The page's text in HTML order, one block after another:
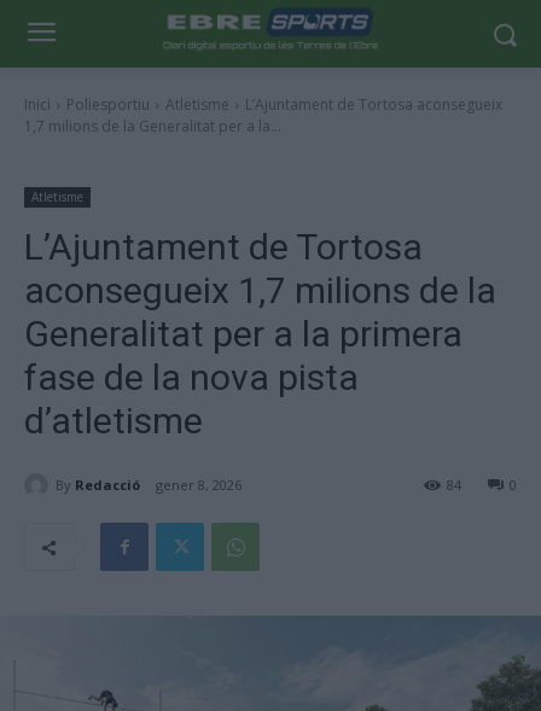
Inici Poliesportiu Atletisme
L’Ajuntament de Tortosa aconsegueix
1,7 milions de la Generalitat per a la...
Atletisme
L’Ajuntament de Tortosa
aconsegueix 1,7 milions de la
Generalitat per a la primera
fase de la nova pista
d’atletisme
By Redacció gener 8, 2026 0
84